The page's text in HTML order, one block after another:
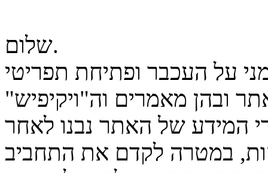
שלום.
על העכבר ופתיחת תפריטי
ובהן מאמרים וה"ויקיפיש"
המידע של האתר נבנו לאחר
במטרה לקדם את התחביב